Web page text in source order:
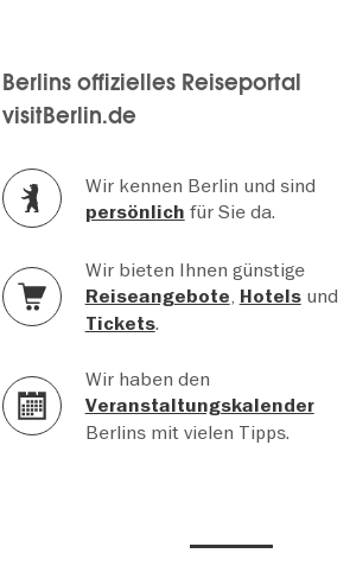
Berlins offizielles Reiseportal
visitBerlin.de
Wir kennen Berlin und sind
persönlich für Sie da.
Wir bieten Ihnen günstige
Reiseangebote, Hotelsund
Tickets.
Wir haben den
Veranstaltungskalender
Berlins mit vielen Tipps.